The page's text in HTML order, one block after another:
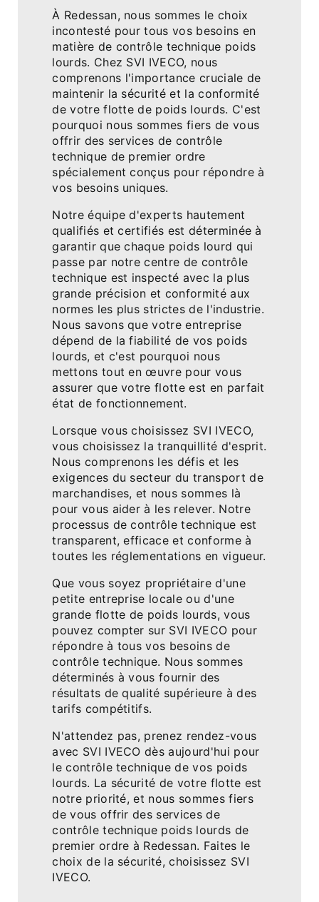
À Redessan, nous sommes le choix
incontesté pour tous vos besoins en
matière de contrôle technique poids
lourds. Chez SVI IVECO, nous
comprenons l'importance cruciale de
maintenir la sécurité et la conformité
de votre flotte de poids lourds. C'est
pourquoi nous sommes fiers de vous
offrir des services de contrôle
technique de premier ordre
spécialement conçus pour répondre à
vos besoins uniques.
Notre équipe d'experts hautement
qualifiés et certifiés est déterminée à
garantir que chaque poids lourd qui
passe par notre centre de contrôle
technique est inspecté avec la plus
grande précision et conformité aux
normes les plus strictes de l'industrie.
Nous savons que votre entreprise
dépend de la fiabilité de vos poids
lourds, et c'est pourquoi nous
mettons tout en œuvre pour vous
assurer que votre flotte est en parfait
état de fonctionnement.
Lorsque vous choisissez SVI IVECO,
vous choisissez la tranquillité d'esprit.
Nous comprenons les défis et les
exigences du secteur du transport de
marchandises, et nous sommes là
pour vous aider à les relever. Notre
processus de contrôle technique est
transparent, efficace et conforme à
toutes les réglementations en vigueur.
Que vous soyez propriétaire d'une
petite entreprise locale ou d'une
grande flotte de poids lourds, vous
pouvez compter sur SVI IVECO pour
répondre à tous vos besoins de
contrôle technique. Nous sommes
déterminés à vous fournir des
résultats de qualité supérieure à des
tarifs compétitifs.
N'attendez pas, prenez rendez-vous
avec SVI IVECO dès aujourd'hui pour
le contrôle technique de vos poids
lourds. La sécurité de votre flotte est
notre priorité, et nous sommes fiers
de vous offrir des services de
contrôle technique poids lourds de
premier ordre à Redessan. Faites le
choix de la sécurité, choisissez SVI
IVECO.